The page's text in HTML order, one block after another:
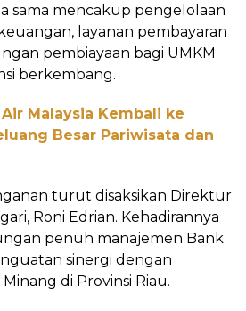
sama mencakup pengelolaan
layanan pembayaran
pembiayaan bagi UMKM
berkembang.
Malaysia Kembali ke
Besar Pariwisata dan
turut disaksikan Direktur
Roni Edrian. Kehadirannya
penuh manajemen Bank
sinergi dengan
di Provinsi Riau.